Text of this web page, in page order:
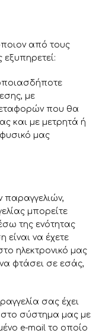
από τους
με
που θα
και με μετρητά ή
μας
παραγγελιών,
μπορείτε
της ενότητας
να έχετε
ηλεκτρονικό μας
φτάσει σε εσάς,
σας έχει
στο σύστημα μας με
e-mail το οποίο